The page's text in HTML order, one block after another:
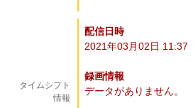
タイムシフト
情報
配信日時
2021年03月02日 11:37
録画情報
データがありません。